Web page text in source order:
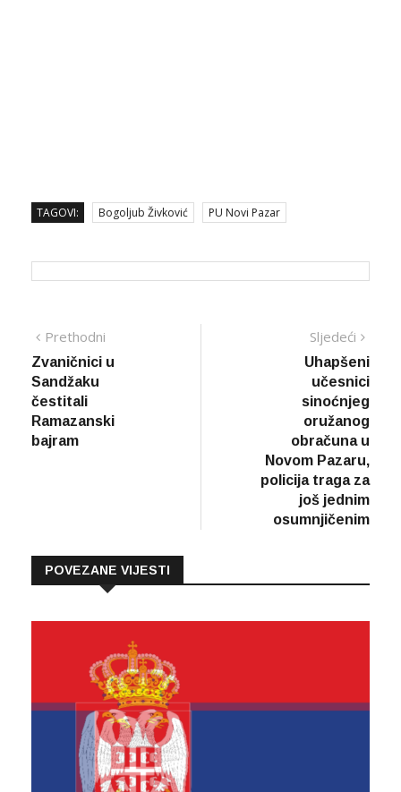
TAGOVI: Bogoljub Živković PU Novi Pazar
Navigacija
članaka
Prethodni
vijest
Zvaničnici u
Sandžaku
čestitali
Ramazanski
bajram
Sljedeći
Uhapšeni
učesnici
sinoćnjeg
oružanog
obračuna u
Novom Pazaru,
policija traga za
još jednim
osumnjičenim
POVEZANE VIJESTI